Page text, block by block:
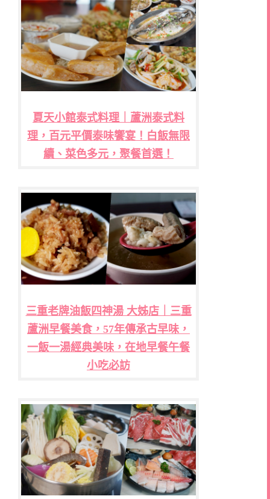
夏天小館泰式料理｜蘆洲泰式料
理，百元平價泰味饗宴！白飯無限
續、菜色多元，聚餐首選！
三重老牌油飯四神湯 大姊店｜三重
蘆洲早餐美食，57年傳承古早味，
一飯一湯經典美味，在地早餐午餐
小吃必訪